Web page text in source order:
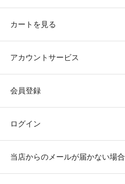
カートを見る
アカウントサービス
会員登録
ログイン
当店からのメールが届かない場合